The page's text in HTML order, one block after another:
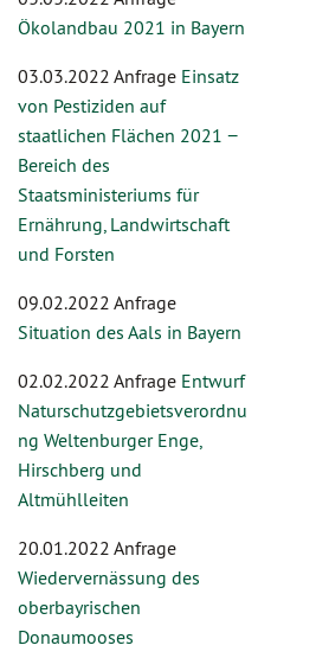
Ökolandbau 2021 in Bayern
03.03.2022 Anfrage Einsatz
von Pestiziden auf
staatlichen Flächen 2021 −
Bereich des
Staatsministeriums für
Ernährung, Landwirtschaft
und Forsten
09.02.2022 Anfrage
Situation des Aals in Bayern
02.02.2022 Anfrage Entwurf
Naturschutzgebietsverordnu
ng Weltenburger Enge,
Hirschberg und
Altmühlleiten
20.01.2022 Anfrage
Wiedervernässung des
oberbayrischen
Donaumooses